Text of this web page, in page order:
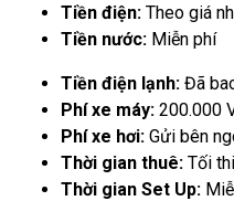
Tiền điện: Theo giá
Tiền nước: Miễn phí
Tiền điện lạnh: Đã
Phí xe máy: 200.000
Phí xe hơi: Gửi bên
Thời gian thuê: Tối
Thời gian Set Up: